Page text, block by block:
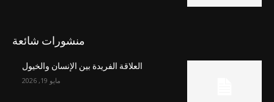
منشورات شائعة
العلاقة الفريدة بين الإنسان والخيول
مايو 19, 2026